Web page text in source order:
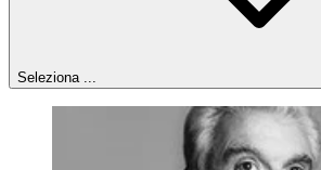
Seleziona ...